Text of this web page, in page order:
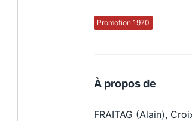
Promotion 1970
À propos de
FRAITAG (Alain),